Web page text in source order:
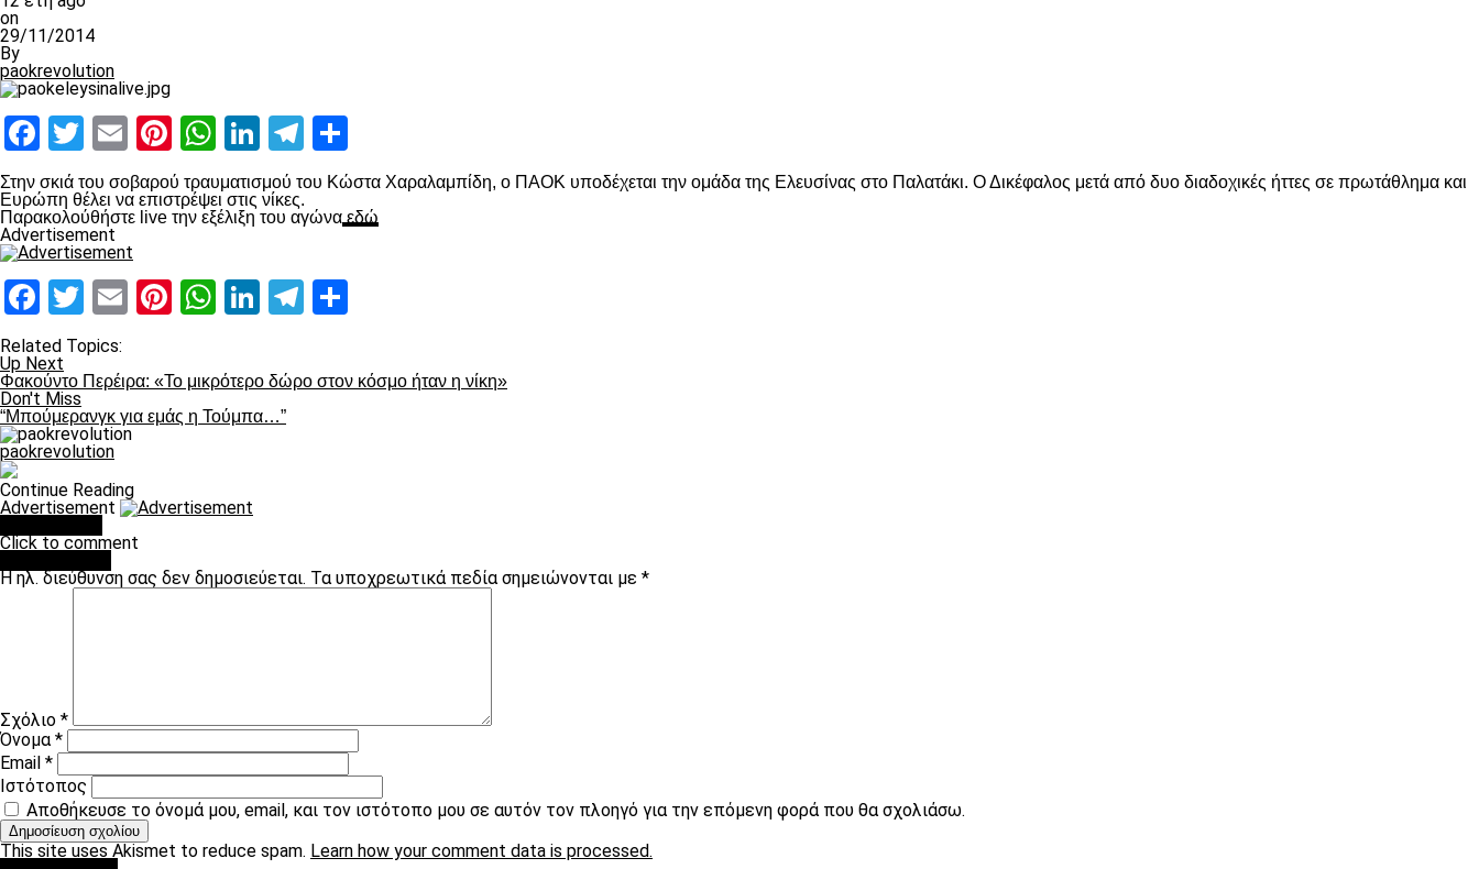
on
29/11/2014
By
paokrevolution
Facebook
Twitter
EmailPinterest
WhatsApp
LinkedIn
Telegram
Στην σκιά του σοβαρού τραυματισμού του Κώστα Χαραλαμπίδη, ο ΠΑΟΚ υποδέχεται την ομάδα της Ελευσίνας στο Παλατάκι. Ο Δικέφαλος μετά από δυο διαδοχικές ήττες σε πρωτάθλημα και
Ευρώπη θέλει να επιστρέψει στις νίκες.
Παρακολούθήστε live την εξέλιξη του αγώνα εδώ
Advertisement
Facebook
Twitter
EmailPinterest
WhatsApp
LinkedIn
Telegram
Related Topics:
Up Next
Φακούντο Περέιρα: «Το μικρότερο δώρο στον κόσμο ήταν η νίκη»
Don't Miss
“Μπούμερανγκ για εμάς η Τούμπα…”
paokrevolution
Continue Reading
Advertisement
Click to comment
Η ηλ. διεύθυνση σας δεν δημοσιεύεται. Τα υποχρεωτικά πεδία σημειώνονται με *
Σχόλιο *
Όνομα*
Email *
Ιστότοπος
Αποθήκευσε το όνομά μου, email, και τον ιστότοπο μου σε αυτόν τον πλοηγό για την επόμενη φορά που θα σχολιάσω.
This site uses Akismet to reduce spam. Learn how your comment data is processed.